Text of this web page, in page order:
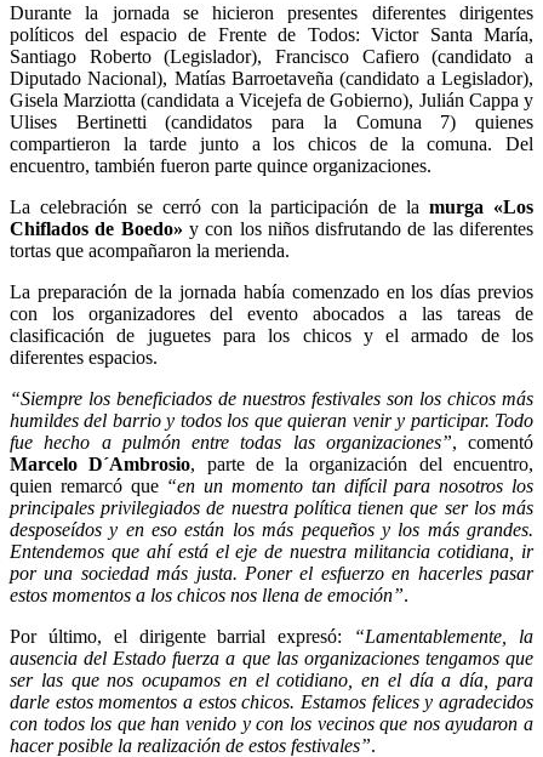
Durante la jornada se hicieron presentes diferentes dirigentes
políticos del espacio de Frente de Todos: Victor Santa María,
Santiago Roberto (Legislador), Francisco Cafiero (candidato a
Diputado Nacional), Matías Barroetaveña (candidato a Legislador),
Gisela Marziotta (candidata a Vicejefa de Gobierno), Julián Cappa y
Ulises Bertinetti (candidatos para la Comuna 7) quienes
compartieron la tarde junto a los chicos de la comuna. Del
encuentro, también fueron parte quince organizaciones.
La celebración se cerró con la participación de lamurga «Los
Chiflados de Boedo» y con los niños disfrutando de las diferentes
tortas que acompañaron la merienda.
La preparación de la jornada había comenzado en los días previos
con los organizadores del evento abocados a las tareas de
clasificación de juguetes para los chicos y el armado de los
diferentes espacios.
“Siempre los beneficiados de nuestros festivales son los chicos más
humildes del barrio y todos los que quieran venir y participar. Todo
fue hecho a pulmón entre todas las organizaciones”, comentó
Marcelo D´Ambrosio, parte de la organización del encuentro,
quien remarcó que “en un momento tan difícil para nosotros los
principales privilegiados de nuestra política tienen que ser los más
desposeídos y en eso están los más pequeños y los más grandes.
Entendemos que ahí está el eje de nuestra militancia cotidiana, ir
por una sociedad más justa. Poner el esfuerzo en hacerles pasar
estos momentos a los chicos nos llena de emoción”.
Por último, el dirigente barrial expresó:
“Lamentablemente, la
ausencia del Estado fuerza a que las organizaciones tengamos que
ser las que nos ocupamos en el cotidiano, en el día a día, para
darle estos momentos a estos chicos. Estamos felices y agradecidos
con todos los que han venido y con los vecinos que nos ayudaron a
hacer posible la realización de estos festivales”.